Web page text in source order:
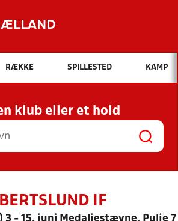
Hvad vil du søge efter?
INDHOLD OG NYHEDER
RESULTATER, KLUBBER OG
HOLD
RÆKKE SPILLESTED KAMP
klub eller et hold
IF
3 - 15. juni Medaljestævne, Pulje 7